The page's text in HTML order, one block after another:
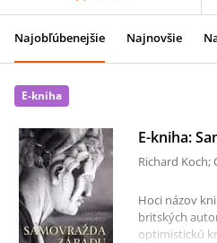
Najobľúbenejšie Najnovšie
E-kniha
E-kniha:
Richard Koch;
Hoci názov
britských
optimistickú